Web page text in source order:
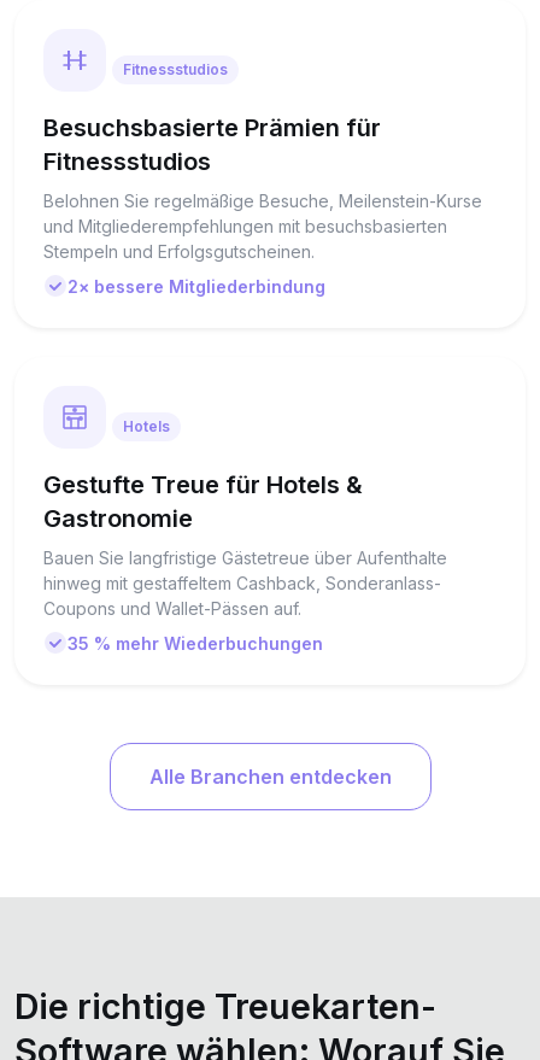
Fitnessstudios
Besuchsbasierte Prämien für
Fitnessstudios
Belohnen Sie regelmäßige Besuche, Meilenstein-Kurse
und Mitgliederempfehlungen mit besuchsbasierten
Stempeln und Erfolgsgutscheinen.
2× bessere Mitgliederbindung
Hotels
Gestufte Treue für Hotels &
Gastronomie
Bauen Sie langfristige Gästetreue über Aufenthalte
hinweg mit gestaffeltem Cashback, Sonderanlass-
Coupons und Wallet-Pässen auf.
35 % mehr Wiederbuchungen
Alle Branchen entdecken
Die richtige Treuekarten-
Software wählen: Worauf Sie